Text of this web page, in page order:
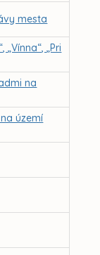
mesta
„Pri
na
území